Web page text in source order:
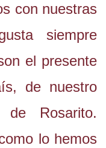
con nuestras
siempre
el presente
de nuestro
Rosarito.
lo hemos